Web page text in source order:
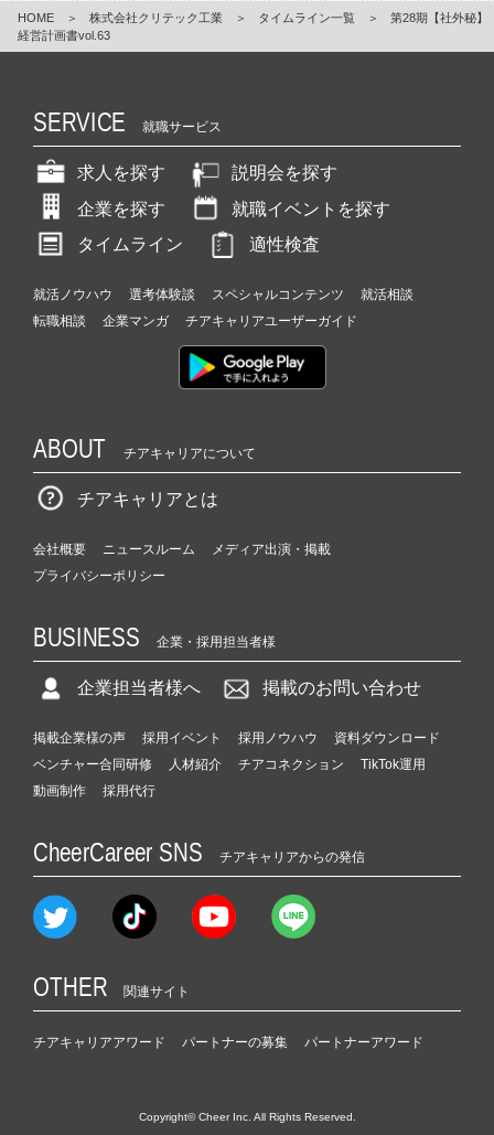
HOME ＞ 株式会社クリテック工業 ＞ タイムライン一覧 ＞
第28期【社外秘】
経営計画書vol.63
SERVICE 就職サービス
求人を探す
説明会を探す
企業を探す
就職イベントを探す
タイムライン
適性検査
就活ノウハウ 選考体験談 スペシャルコンテンツ
就活相談
転職相談
企業マンガ チアキャリアユーザーガイド
ABOUT チアキャリアについて
チアキャリアとは
会社概要 ニュースルーム
メディア出演・掲載
プライバシーポリシー
BUSINESS 企業・採用担当者様
企業担当者様へ 掲載のお問い合わせ
掲載企業様の声 採用イベント 採用ノウハウ
資料ダウンロード
ベンチャー合同研修
人材紹介 チアコネクション
TikTok運用
動画制作
採用代行
CheerCareer SNS チアキャリアからの発信
OTHER 関連サイト
チアキャリアアワード パートナーの募集 パートナーアワード
Copyright© Cheer Inc. All Rights Reserved.